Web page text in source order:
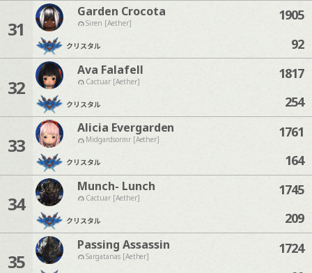
31
Garden Crocota
Siren [Aether]
クリスタル
1905
92
32
Ava Falafell
Cactuar [Aether]
クリスタル
1817
254
33
Alicia Evergarden
Midgardsormr [Aether]
クリスタル
1761
164
34
Munch- Lunch
Cactuar [Aether]
クリスタル
1745
209
35
Passing Assassin
Sargatanas [Aether]
1724